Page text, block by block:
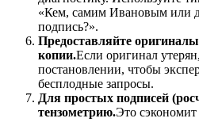
«Кем, самим Ивановым или
подпись?».
Предоставляйте
копии.Если оригинал
постановлении, чтобы
бесплодные запросы.
Для простых подписей
тензометрию.Это сэкономит